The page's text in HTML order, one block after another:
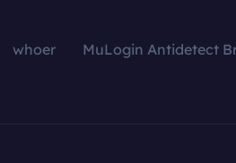
whoer
MuLogin Antidetect